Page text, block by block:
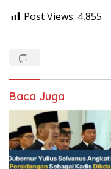
Post Views: 4,855
Baca Juga